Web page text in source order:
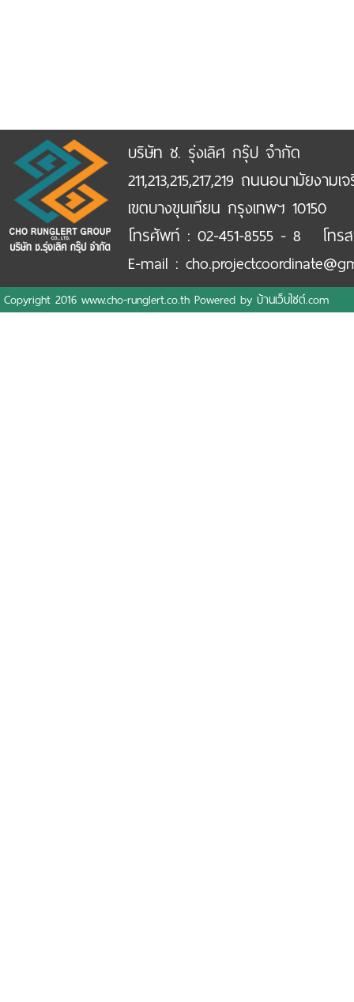
บริษัท ช. รุ่งเลิศ กรุ๊ป จำกัด
211,213,215,217,219 ถนนอนามัยงา
เขตบางขุนเทียน กรุงเทพฯ 10150
โทรศัพท์ : 02-451-8555 - 8 โทรส
E-mail :
Copyright 2016 www.cho-runglert.co.th Powered by บ้านเว็บไซต์.com